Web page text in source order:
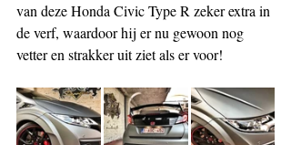
van deze Honda Civic Type R zeker extra in
de verf, waardoor hij er nu gewoon nog
vetter en strakker uit ziet als er voor!